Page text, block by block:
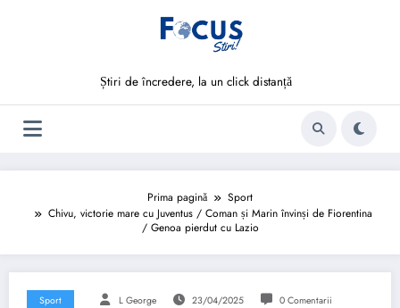
Știri de încredere, la un click distanță
Prima pagină
Sport
Chivu, victorie mare cu Juventus / Coman și Marin învinși de Fiorentina
/ Genoa pierdut cu Lazio
Sport L George 23/04/2025 0 Comentarii